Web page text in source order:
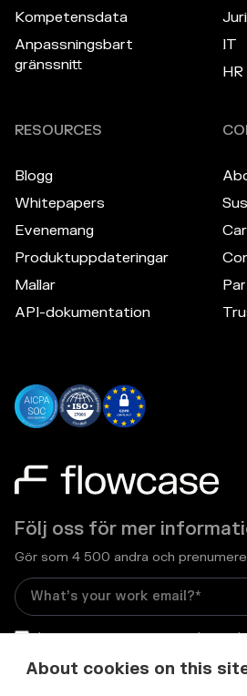
About cookies on this
Följ oss för mer
Gör som 4 500 andra och
I consent to receive email
Kompetensdata
Anpassningsbart
gränssnitt
IT
HR
RESOURCES
Blogg
Whitepapers
Evenemang
Produktuppdateringar
Mallar
API-dokumentation